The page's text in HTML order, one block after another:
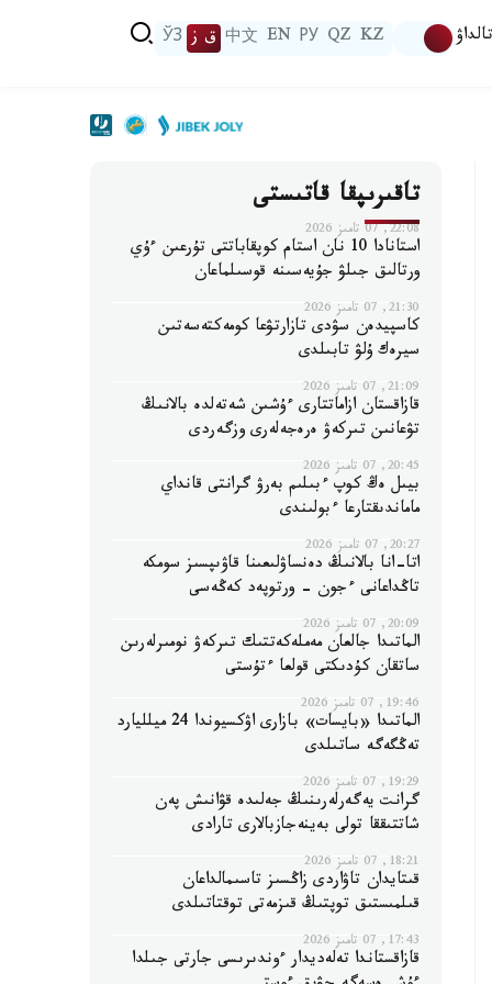
تالداۋ KZ
QZ
РУ
EN
中文 ق ز ЎЗ
تاقىرىپقا قاتىستى
22:08, 07 تامىز 2026
استانادا 10 نان استام كوپقاباتتى تۇرعىن ءۇي
ورتالىق جىلۋ جۇيەسىنە قوسىلماعان
21:30, 07 تامىز 2026
كاسپيدەن سۋدى تازارتۋعا كومەكتەسەتىن
سيرەك ۇلۋ تابىلدى
21:09, 07 تامىز 2026
قازاقستان ازاماتتارى ءۇشىن شەتەلدە بالانىڭ
تۋعانىن تىركەۋ ەرەجەلەرى وزگەردى
20:45, 07 تامىز 2026
بيىل ەڭ كوپ ءبىلىم بەرۋ گرانتى قانداي
ماماندىقتارعا ءبولىندى
20:27, 07 تامىز 2026
اتا-انا بالانىڭ دەنساۋلىعىنا قاۋىپسىز سومكە
تاڭداعانى ءجون - ورتوپەد كەڭەسى
20:09, 07 تامىز 2026
الماتىدا جالعان مەملەكەتتىك تىركەۋ نومىرلەرىن
ساتقان كۇدىكتى قولعا ءتۇستى
19:46, 07 تامىز 2026
الماتىدا «بايسات» بازارى اۋكسيوندا 24 ميلليارد
تەڭگەگە ساتىلدى
19:29, 07 تامىز 2026
گرانت يەگەرلەرىنىڭ جەلىدە قۋانىش پەن
شاتتىققا تولى بەينەجازبالارى تارادى
18:21, 07 تامىز 2026
قىتايدان تاۋاردى زاڭسىز تاسىمالداعان
قىلمىستىق توپتىڭ قىزمەتى توقتاتىلدى
17:43, 07 تامىز 2026
قازاقستاندا تەلەديدار ءوندىرىسى جارتى جىلدا